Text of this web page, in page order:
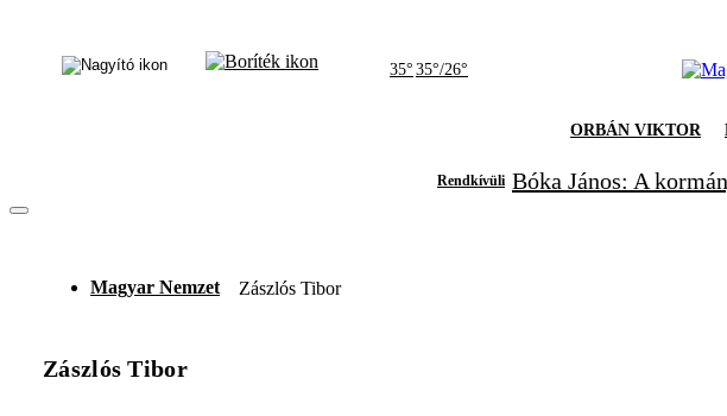
35° 35°/26°
ORBÁN VIKTOR
Rendkívüli Bóka János: A
Magyar Nemzet Zászlós Tibor
Zászlós Tibor